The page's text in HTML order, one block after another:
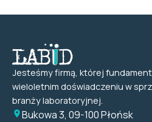
Jesteśmy firmą, której
wieloletnim doświadczeniu w
branży laboratoryjnej.
Bukowa 3, 09-100 Płońsk